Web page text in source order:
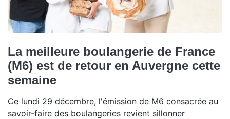
La meilleure boulangerie de France
(M6) est de retour en Auvergne cette
semaine
Ce lundi 29 décembre, l'émission de M6 consacrée au
savoir-faire des boulangeries revient sillonner